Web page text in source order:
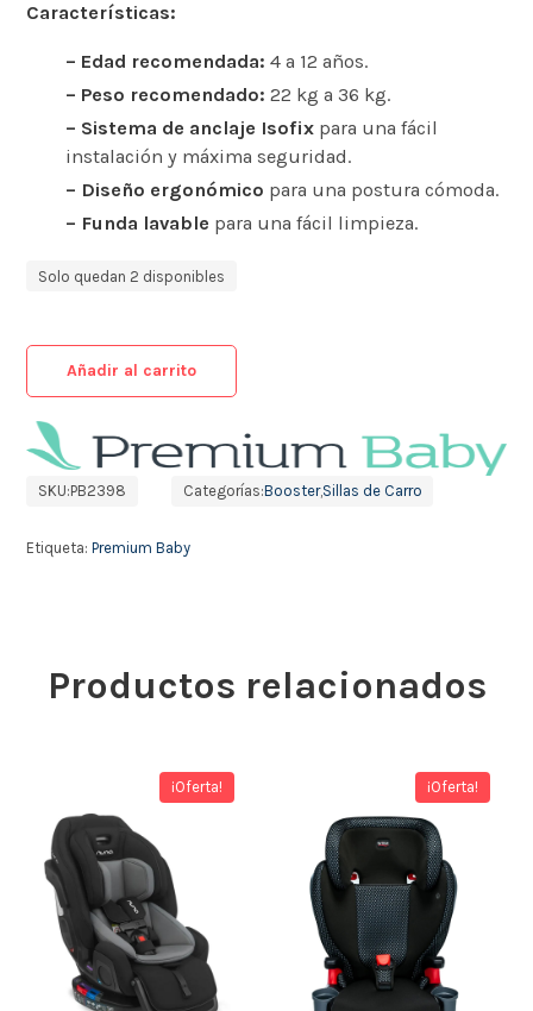
Características:
– Edad recomendada: 4 a 12 años.
– Peso recomendado: 22 kg a 36 kg.
– Sistema de anclaje Isofixpara una fácil
instalación y máxima seguridad.
– Diseño ergonómico para una postura cómoda.
– Funda lavable para una fácil limpieza.
Solo quedan 2 disponibles
Añadir al carrito
SKU:PB2398 Categorías:Booster,Sillas de Carro
Etiqueta:Premium Baby
Productos relacionados
¡Oferta! ¡Oferta!